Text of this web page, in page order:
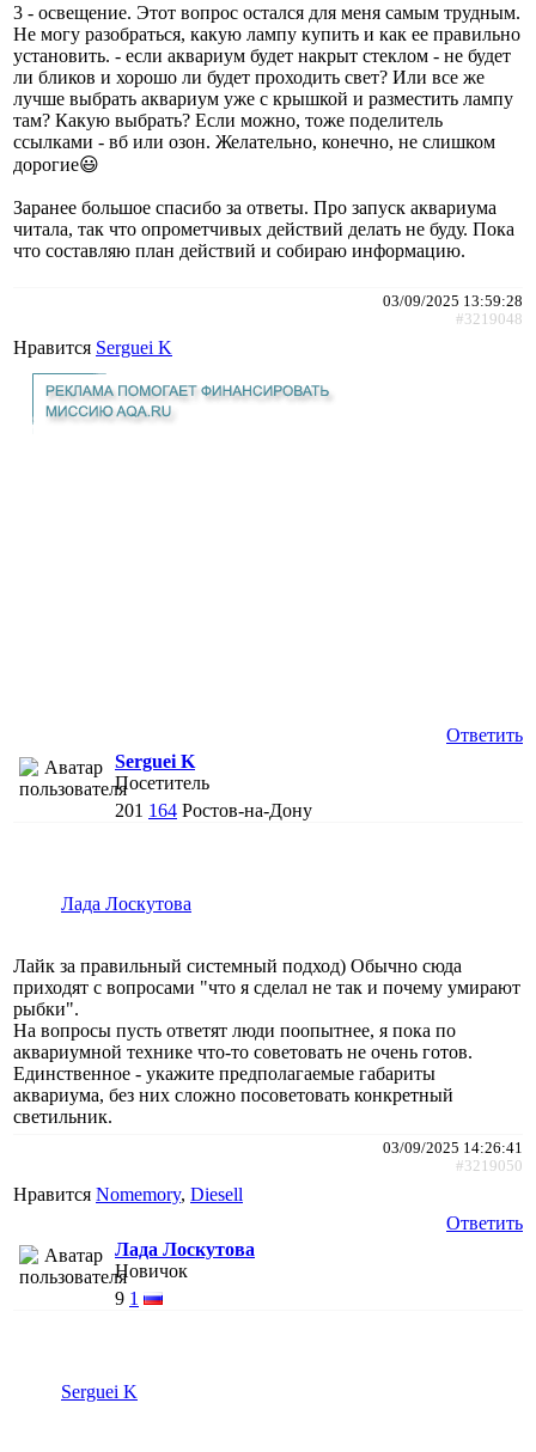
3 - освещение. Этот вопрос остался для меня самым трудным.
Не могу разобраться, какую лампу купить и как ее правильно
установить. - если аквариум будет накрыт стеклом - не будет
ли бликов и хорошо ли будет проходить свет? Или все же
лучше выбрать аквариум уже с крышкой и разместить лампу
там? Какую выбрать? Если можно, тоже поделитель
ссылками - вб или озон. Желательно, конечно, не слишком
дорогие😃
Заранее большое спасибо за ответы. Про запуск аквариума
читала, так что опрометчивых действий делать не буду. Пока
что составляю план действий и собираю информацию.
03/09/2025 13:59:28
#3219048
Нравится Serguei K
Ответить
Serguei K
Посетитель
201 164 Ростов-на-Дону
Лада Лоскутова
Лайк за правильный системный подход) Обычно сюда
приходят с вопросами "что я сделал не так и почему умирают
рыбки".
На вопросы пусть ответят люди поопытнее, я пока по
аквариумной технике что-то советовать не очень готов.
Единственное - укажите предполагаемые габариты
аквариума, без них сложно посоветовать конкретный
светильник.
03/09/2025 14:26:41
#3219050
Нравится Nomemory, Diesell
Ответить
Лада Лоскутова
Новичок
9 1
Serguei K